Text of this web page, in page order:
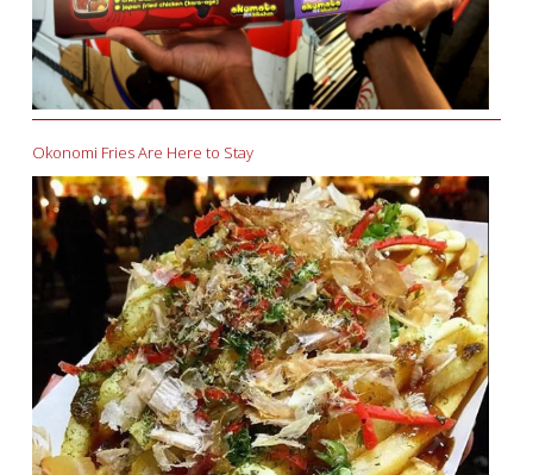
Okonomi Fries Are Here to Stay